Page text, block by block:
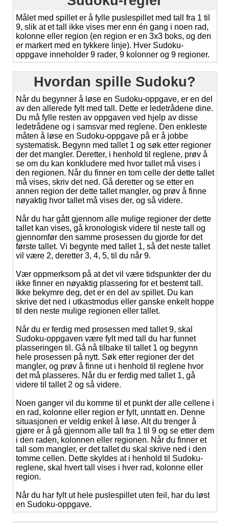
Målet med spillet er å fylle puslespillet med tall fra 1 til
9, slik at et tall ikke vises mer enn én gang i noen rad,
kolonne eller region (en region er en 3x3 boks, og den
er markert med en tykkere linje). Hver Sudoku-
oppgave inneholder 9 rader, 9 kolonner og 9 regioner.
Hvordan spille Sudoku?
Når du begynner å løse en Sudoku-oppgave, er en del
av den allerede fylt med tall. Dette er ledetrådene dine.
Du må fylle resten av oppgaven ved hjelp av disse
ledetrådene og i samsvar med reglene. Den enkleste
måten å løse en Sudoku-oppgave på er å jobbe
systematisk. Begynn med tallet 1 og søk etter regioner
der det mangler. Deretter, i henhold til reglene, prøv å
se om du kan konkludere med hvor tallet må vises i
den regionen. Når du finner en tom celle der dette tallet
må vises, skriv det ned. Gå deretter og se etter en
annen region der dette tallet mangler, og prøv å finne
nøyaktig hvor tallet må vises der, og så videre.
Når du har gått gjennom alle mulige regioner der dette
tallet kan vises, gå kronologisk videre til neste tall og
gjennomfør den samme prosessen du gjorde for det
første tallet. Vi begynte med tallet 1, så det neste tallet
vil være 2, deretter 3, 4, 5, til du når 9.
Vær oppmerksom på at det vil være tidspunkter der du
ikke finner en nøyaktig plassering for et bestemt tall.
Ikke bekymre deg, det er en del av spillet. Du kan
skrive det ned i utkastmodus eller ganske enkelt hoppe
til den neste mulige regionen eller tallet.
Når du er ferdig med prosessen med tallet 9, skal
Sudoku-oppgaven være fylt med tall du har funnet
plasseringen til. Gå nå tilbake til tallet 1 og begynn
hele prosessen på nytt. Søk etter regioner der det
mangler, og prøv å finne ut i henhold til reglene hvor
det må plasseres. Når du er ferdig med tallet 1, gå
videre til tallet 2 og så videre.
Noen ganger vil du komme til et punkt der alle cellene i
en rad, kolonne eller region er fylt, unntatt en. Denne
situasjonen er veldig enkel å løse. Alt du trenger å
gjøre er å gå gjennom alle tall fra 1 til 9 og se etter dem
i den raden, kolonnen eller regionen. Når du finner et
tall som mangler, er det tallet du skal skrive ned i den
tomme cellen. Dette skyldes at i henhold til Sudoku-
reglene, skal hvert tall vises i hver rad, kolonne eller
region.
Når du har fylt ut hele puslespillet uten feil, har du løst
en Sudoku-oppgave.